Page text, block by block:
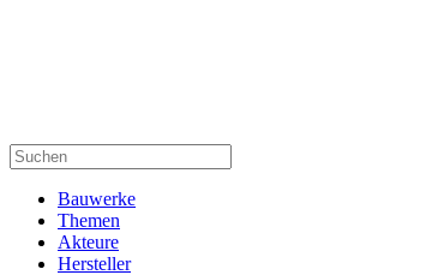
Bauwerke
Themen
Akteure
Hersteller